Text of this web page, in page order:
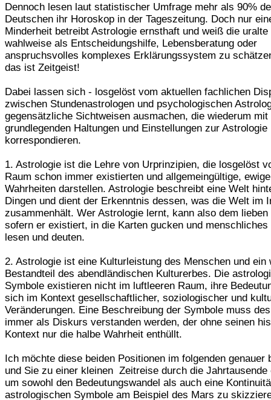
Dennoch lesen laut statistischer Umfrage mehr als 90%
Deutschen ihr Horoskop in der Tageszeitung. Doch nur
Minderheit betreibt Astrologie ernsthaft und weiß die uralte
wahlweise als Entscheidungshilfe, Lebensberatung oder
anspruchsvolles komplexes Erklärungssystem zu
das ist Zeitgeist!
Dabei lassen sich - losgelöst vom aktuellen fachlichen
zwischen Stundenastrologen und psychologischen
gegensätzliche Sichtweisen ausmachen, die wiederum mit
grundlegenden Haltungen und Einstellungen zur Astrologie
korrespondieren.
1. Astrologie ist die Lehre von Urprinzipien, die losgelöst
Raum schon immer existierten und allgemeingültige, ewige
Wahrheiten darstellen. Astrologie beschreibt eine Welt
Dingen und dient der Erkenntnis dessen, was die Welt im
zusammenhält. Wer Astrologie lernt, kann also dem lieben
sofern er existiert, in die Karten gucken und
lesen und deuten.
2. Astrologie ist eine Kulturleistung des Menschen und ein
Bestandteil des abendländischen Kulturerbes. Die
Symbole existieren nicht im luftleeren Raum, ihre
sich im Kontext gesellschaftlicher, soziologischer und
Veränderungen. Eine Beschreibung der Symbole muss
immer als Diskurs verstanden werden, der ohne seinen
Kontext nur die halbe Wahrheit enthüllt.
Ich möchte diese beiden Positionen im folgenden genauer
und Sie zu einer kleinen Zeitreise durch die Jahrtausende
um sowohl den Bedeutungswandel als auch eine
astrologischen Symbole am Beispiel des Mars zu